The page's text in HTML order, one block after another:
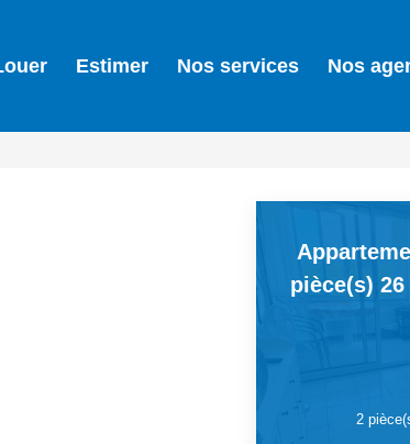
Estimer Nos services Nos
pièce(s) 26
2